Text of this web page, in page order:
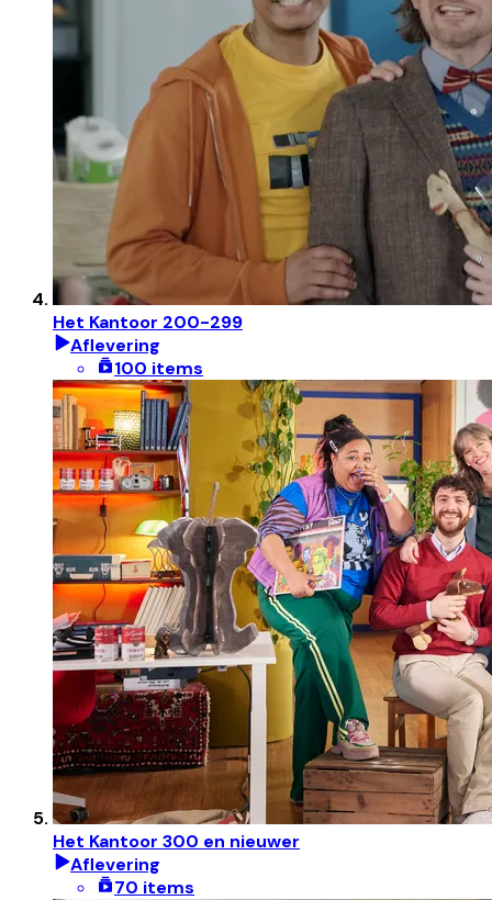
Het Kantoor 200-299
Aflevering
100 items
Het Kantoor 300 en nieuwer
Aflevering
70 items